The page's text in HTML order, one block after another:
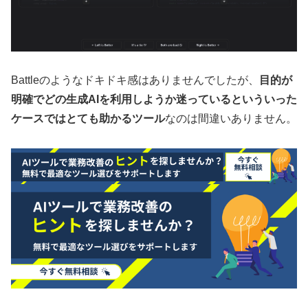
Battleのようなドキドキ感はありませんでしたが、
目的が
明確でどの生成AIを利用しようか迷っているといういった
ケースではとても助かるツールなのは間違いありません。